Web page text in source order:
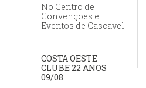
No Centro de
Convenções e
Eventos de Cascavel
COSTA OESTE
CLUBE 22 ANOS
09/08